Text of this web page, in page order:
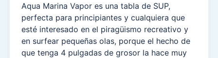
Aqua Marina Vapor es una tabla de SUP,
perfecta para principiantes y cualquiera que
esté interesado en el piragüismo recreativo y
en surfear pequeñas olas, porque el hecho de
que tenga 4 pulgadas de grosor la hace muy